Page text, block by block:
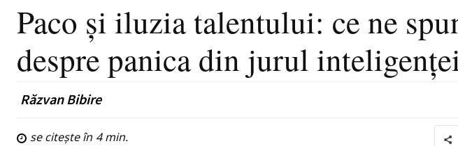
Paco și iluzia talentului: ce ne
despre panica din jurul
Răzvan Bibire
se citește în 4min.